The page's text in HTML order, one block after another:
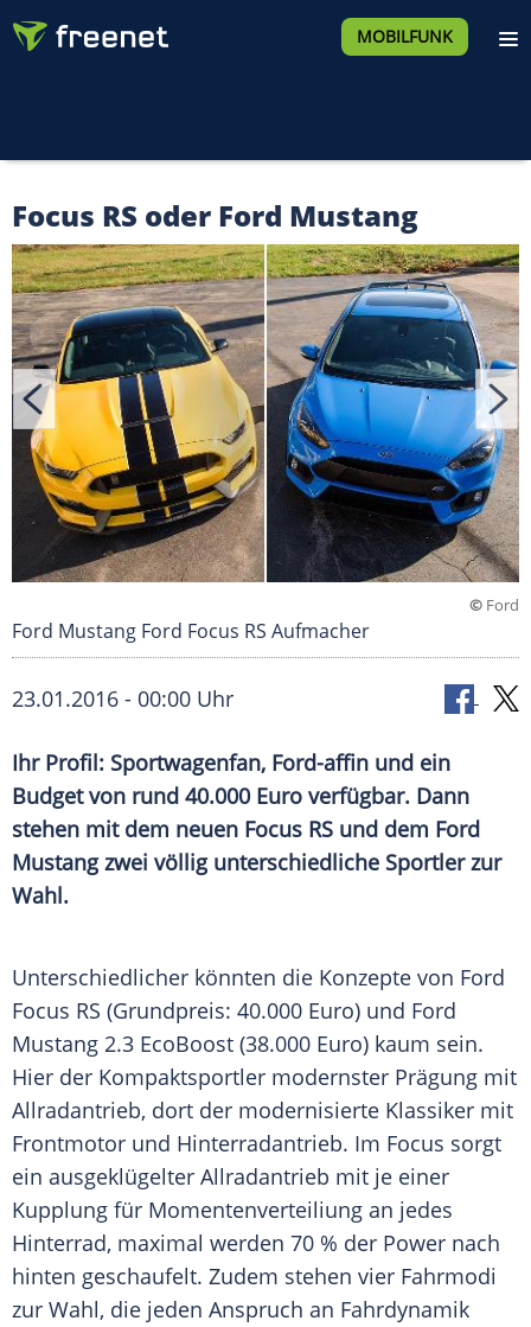
MOBILFUNK
Focus RS oder Ford Mustang
© Ford
Ford Mustang Ford Focus RS Aufmacher
23.01.2016 - 00:00 Uhr
Ihr Profil: Sportwagenfan, Ford-affin und ein
Budget von rund 40.000 Euro verfügbar. Dann
stehen mit dem neuen Focus RS und dem Ford
Mustang zwei völlig unterschiedliche Sportler zur
Wahl.
Unterschiedlicher könnten die Konzepte von Ford
Focus RS (Grundpreis: 40.000 Euro) und Ford
Mustang 2.3 EcoBoost (38.000 Euro) kaum sein.
Hier der Kompaktsportler modernster Prägung mit
Allradantrieb, dort der modernisierte Klassiker mit
Frontmotor und Hinterradantrieb. Im Focus sorgt
ein ausgeklügelter Allradantrieb mit je einer
Kupplung für Momentenverteiliung an jedes
Hinterrad, maximal werden 70 % der Power nach
hinten geschaufelt. Zudem stehen vier Fahrmodi
zur Wahl, die jeden Anspruch an Fahrdynamik